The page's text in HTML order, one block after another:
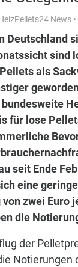
News
Deutschland
sind
als
für lose
seit Ende
eine geringe
zwei Euro
die
der
Notierungen